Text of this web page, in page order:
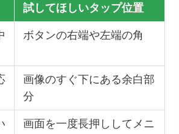
試してほしいタップ位置
ボタンの右端や左端の角
画像のすぐ下にある余白部
分
画面を一度長押ししてメニ